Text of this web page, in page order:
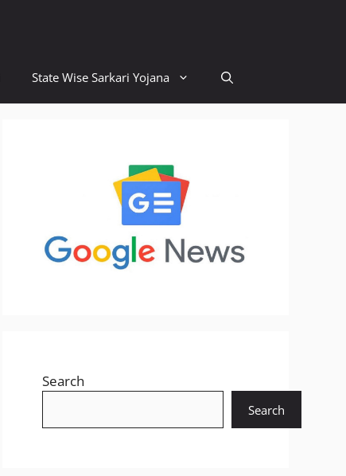
State Wise Sarkari Yojana
Search
Search